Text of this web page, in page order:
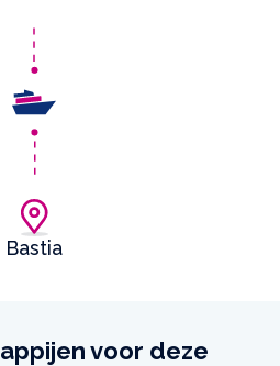
Bastia
voor deze